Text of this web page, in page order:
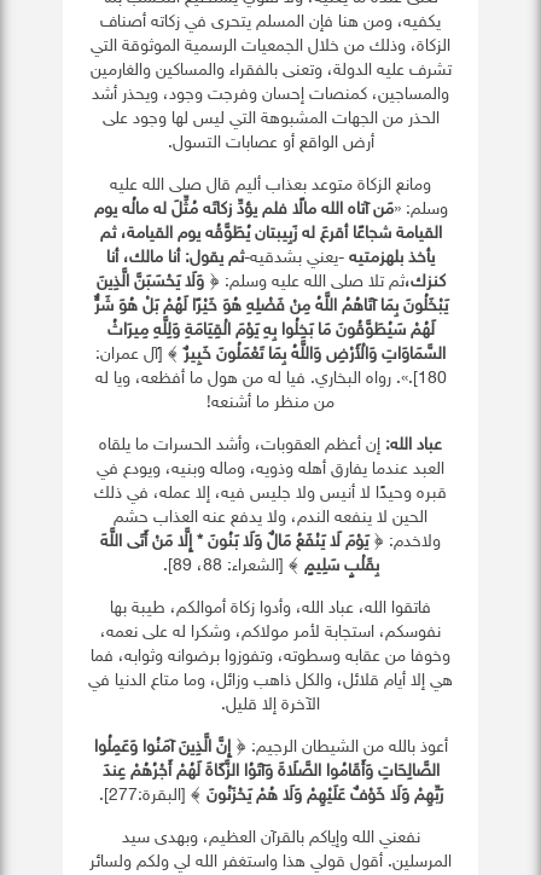
يكفيه، ومن هنا فإن المسلم يتحرى في زكاته أصناف
الزكاة، وذلك من خلال الجمعيات الرسمية الموثوقة التي
تشرف عليه الدولة، وتعنى بالفقراء والمساكين والغارمين
والمساجين، كمنصات إحسان وفرجت وجود، ويحذر أشد
الحذر من الجهات المشبوهة التي ليس لها وجود على
أرض الواقع أو عصابات التسول.
ومانع الزكاة متوعد بعذاب أليم قال صلى الله عليه
وسلم: «مَن آتاه الله مالًا فلم يؤدِّ زكاتَه مُثِّلَ له مالُه يوم
القيامة شجاعًا أقرعَ له زَبِيبتان يُطَوَّقُه يوم القيامة، ثم
يأخذ بلهزمتيه -يعني بشدقيه-ثم يقول:أنا مالك، أنا
كنزك،ثم تلا صلى الله عليه وسلم: ﴿وَلَا يَحْسَبَنَّ الَّذِينَ
يَبْخَلُونَ بِمَا آتَاهُمُ اللَّهُ مِنْ فَضْلِهِ هُوَ خَيْرًا لَهُمْ بَلْ هُوَ شَرٌّ
لَهُمْ سَيُطَوَّقُونَ مَا بَخِلُوا بِهِ يَوْمَ الْقِيَامَةِ وَلِلَّهِ مِيرَاثُ
السَّمَاوَاتِ وَالْأَرْضِ وَاللَّهُ بِمَا تَعْمَلُونَ خَبِيرٌ﴾ [آل عمران:
180].». رواه البخاري. فيا له من هول ما أفظعه، ويا له
من منظر ما أشنعه!
عباد الله: إن أعظم العقوبات، وأشد الحسرات ما يلقاه
العبد عندما يفارق أهله وذويه، وماله وبنيه، ويودع في
قبره وحيدًا لا أنيس ولا جليس فيه، إلا عمله، في ذلك
الحين لا ينفعه الندم، ولا يدفع عنه العذاب حشم
ولاخدم: ﴿يَوْمَ لَا يَنْفَعُ مَالٌ وَلَا بَنُونَ * إِلَّا مَنْ أَتَى اللَّهَ
بِقَلْبٍ سَلِيمٍ ﴾ [الشعراء: 88، 89].
فاتقوا الله، عباد الله، وأدوا زكاة أموالكم، طيبة بها
نفوسكم، استجابة لأمر مولاكم، وشكرا له على نعمه،
وخوفا من عقابه وسطوته، وتفوزوا برضوانه وثوابه، فما
هي إلا أيام قلائل، والكل ذاهب وزائل، وما متاع الدنيا في
الآخرة إلا قليل.
أعوذ بالله من الشيطان الرجيم: ﴿إِنَّ الَّذِينَ آمَنُوا وَعَمِلُوا
الصَّالِحَاتِ وَأَقَامُوا الصَّلَاةَ وَآتَوُا الزَّكَاةَ لَهُمْ أَجْرُهُمْ عِندَ
رَبِّهِمْ وَلَا خَوْفٌ عَلَيْهِمْ وَلَا هُمْ يَحْزَنُونَ ﴾ [البقرة:277].
نفعني الله وإياكم بالقرآن العظيم، وبهدى سيد
المرسلين. أقول قولي هذا واستغفر الله لي ولكم ولسائر